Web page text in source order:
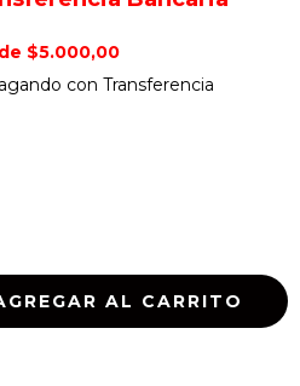
$5.000,00
con Transferencia